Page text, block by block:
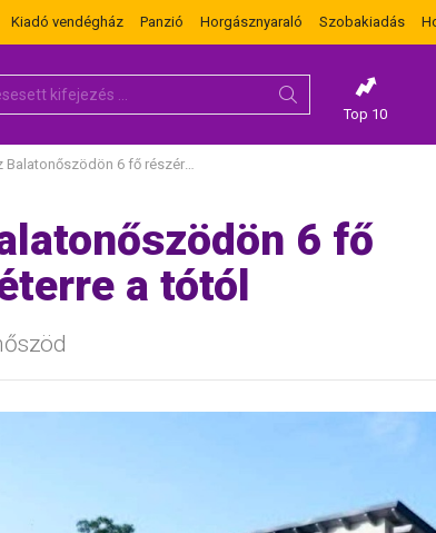
Kiadó vendégház Panzió Horgásznyaraló Szobakiadás
Top 10
6 fő részére 600 méterre a tótól
6 fő
a tótól